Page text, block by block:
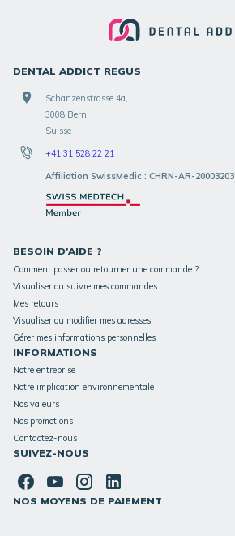
DENTAL ADDICT REGUS
Schanzenstrasse 4a,
3008 Bern,
Suisse
+41 31 528 22 21
Affiliation SwissMedic : CHRN-AR-20003203
BESOIN D'AIDE ?
Comment passer ou retourner une commande ?
Visualiser ou suivre mes commandes
Mes retours
Visualiser ou modifier mes adresses
Gérer mes informations personnelles
INFORMATIONS
Notre entreprise
Notre implication environnementale
Nos valeurs
Nos promotions
Contactez-nous
SUIVEZ-NOUS
NOS MOYENS DE PAIEMENT